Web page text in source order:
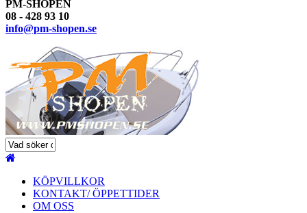
PM-SHOPEN
08 - 428 93 10
info@pm-shopen.se
KÖPVILLKOR
KONTAKT/ ÖPPETTIDER
OM OSS